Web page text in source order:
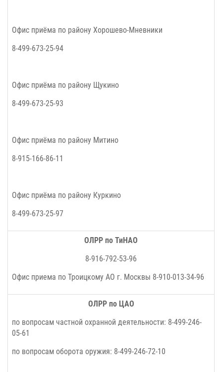
Офис приёма по району Хорошево-Мневники
8-499-673-25-94
Офис приёма по району Щукино
8-499-673-25-93
Офис приёма по району Митино
8-915-166-86-11
Офис приёма по району Куркино
8-499-673-25-97
ОЛРР по ТиНАО
8-916-792-53-96
Офис приема по Троицкому АО г. Москвы 8-910-013-34-96
ОЛРР по ЦАО
по вопросам частной охранной деятельности: 8-499-246-
05-61
по вопросам оборота оружия: 8-499-246-72-10